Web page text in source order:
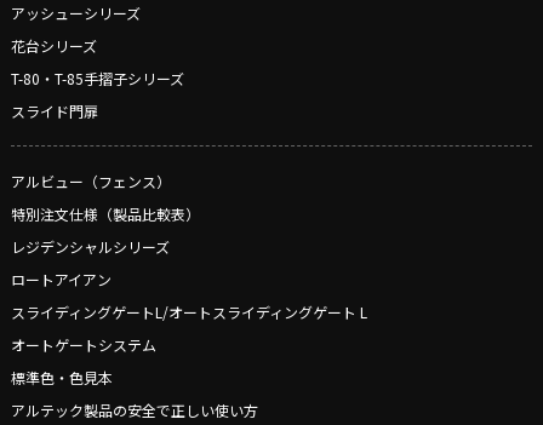
アッシューシリーズ
花台シリーズ
T-80・T-85手摺子シリーズ
スライド門扉
アルビュー（フェンス）
特別注文仕様（製品比較表）
レジデンシャルシリーズ
ロートアイアン
スライディングゲートL/オートスライディングゲート L
オートゲートシステム
標準色・色見本
アルテック製品の安全で正しい使い方